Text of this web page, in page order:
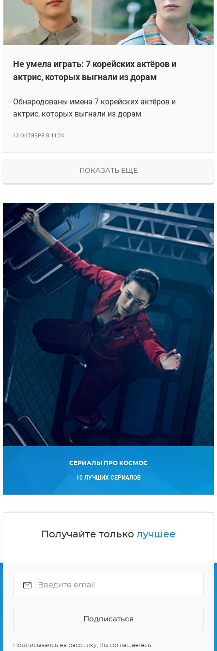
Не умела играть: 7 корейских актёров и
актрис, которых выгнали из дорам
Обнародованы имена 7 корейских актёров и
актрис, которых выгнали из дорам
13 ОКТЯБРЯ В 11:24
ПОКАЗАТЬ ЕЩЕ
СЕРИАЛЫ ПРО КОСМОС
10 ЛУЧШИХ СЕРИАЛОВ
Получайте только лучшее
Подписываясь на рассылку, Вы соглашаетесь